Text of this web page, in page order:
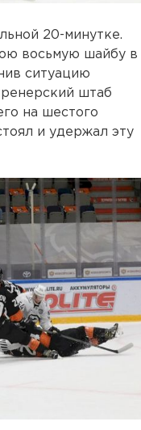
20-минутке.
восьмую шайбу в
ситуацию
штаб
на шестого
и удержал эту